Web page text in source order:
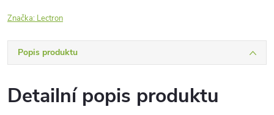
Značka: Lectron
Popis produktu
Detailní popis produktu